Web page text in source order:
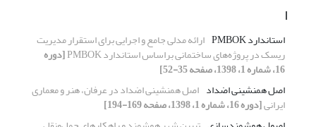
ا
استاندارد PMBOK ارائه مدلی جامع و اجرایی برای استقرار مدیریت
ریسک در پروژه‌های ساختمانی براساس استاندارد PMBOK [دوره
16، شماره 1، 1398، صفحه 35-52]
اصل همنشینی اضداد اصل همنشینی اضداد در عرفان، هنر و معماری
ایرانی[دوره 16، شماره 1، 1398، صفحه 169-194]